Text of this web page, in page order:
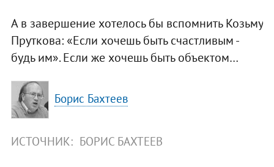
А в завершение хотелось бы вспомнить Козьму
Пруткова: «Если хочешь быть счастливым -
будь им». Если же хочешь быть объектом…
Борис Бахтеев
ИСТОЧНИК: БОРИС БАХТЕЕВ